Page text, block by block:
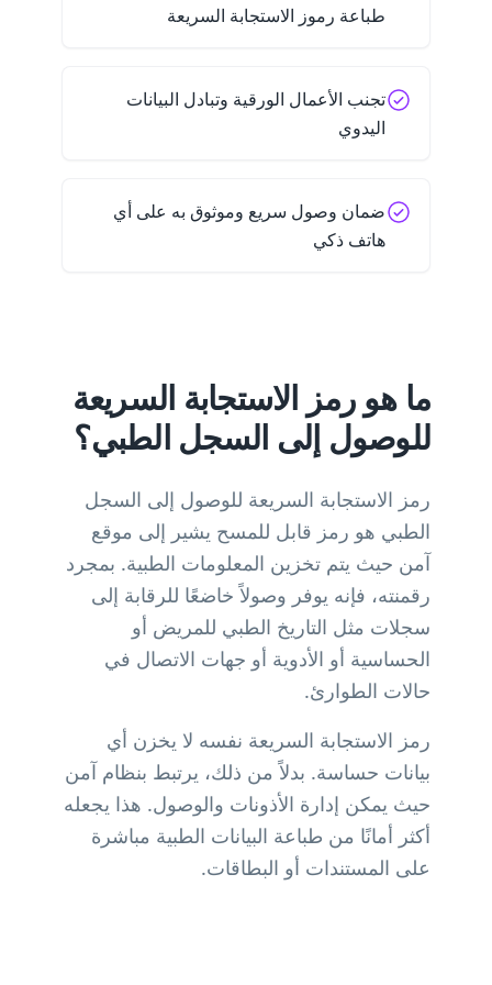
طباعة رموز الاستجابة السريعة
تجنب الأعمال الورقية وتبادل البيانات
اليدوي
ضمان وصول سريع وموثوق به على أي
هاتف ذكي
ما هو رمز الاستجابة السريعة
للوصول إلى السجل الطبي؟
رمز الاستجابة السريعة للوصول إلى السجل
الطبي هو رمز قابل للمسح يشير إلى موقع
آمن حيث يتم تخزين المعلومات الطبية. بمجرد
رقمنته، فإنه يوفر وصولاً خاضعًا للرقابة إلى
سجلات مثل التاريخ الطبي للمريض أو
الحساسية أو الأدوية أو جهات الاتصال في
حالات الطوارئ.
رمز الاستجابة السريعة نفسه لا يخزن أي
بيانات حساسة. بدلاً من ذلك، يرتبط بنظام آمن
حيث يمكن إدارة الأذونات والوصول. هذا يجعله
أكثر أمانًا من طباعة البيانات الطبية مباشرة
على المستندات أو البطاقات.